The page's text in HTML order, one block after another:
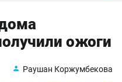
ожоги
Раушан Коржумбекова